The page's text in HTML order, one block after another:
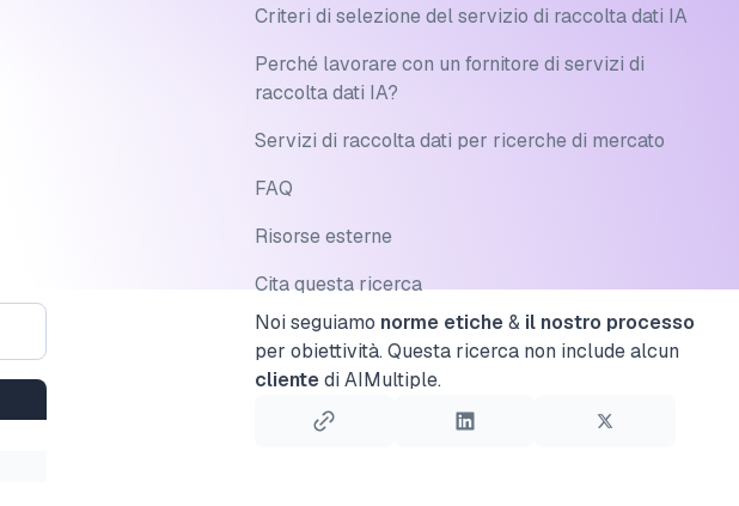
Criteri di selezione del servizio di raccolta dati IA
Perché lavorare con un fornitore di servizi di
raccolta dati IA?
Servizi di raccolta dati per ricerche di mercato
FAQ
Risorse esterne
Cita questa ricerca
Noi seguiamo norme etiche & il nostro processo
per obiettività. Questa ricerca non include alcun
cliente di AIMultiple.